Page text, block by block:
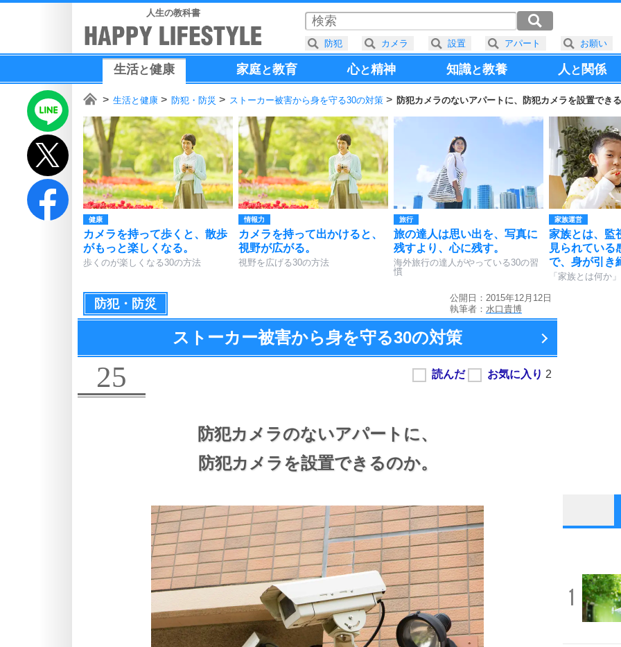
人生の教科書
生活と健康 家庭と教育 心と精神 知識と教養 人と 関係
生活と健康 防犯・防災 ストーカー被害から身を守る30の対策 防犯カメラのないアパートに、防犯カメラを設置できる
健康
カメラを持って歩くと、散歩
がもっと楽しくなる。
歩くのが楽しくなる30の方法
情報力
カメラを持って出かけると、
視野が広がる。
視野を広げる30の方法
旅行
旅の達人は思い出を、写真に
残すより、心に残す。
海外旅行の達人がやっている30の習
慣
家族運営
家族とは、監
見られている
で、身が引き
「家族とは何か
防犯・防災
公開日：2015年12月12日
執筆者： 水口貴博
ストーカー被害から身を守る30の対策
25
防犯カメラのないアパートに、
防犯カメラを設置できるのか。
1
防犯 カメラ 設置 アパート お願い